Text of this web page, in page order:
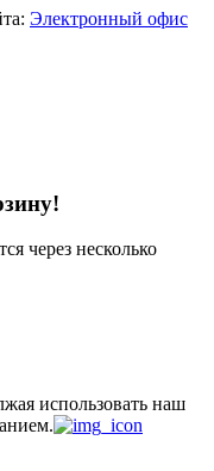
Электронный офис
через несколько
использовать наш